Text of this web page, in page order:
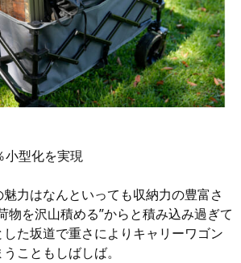
小型化を実現
力はなんといっても収納力の豊富さ
物を沢山積める”からと積み込み過ぎて
た坂道で重さによりキャリーワゴン
こともしばしば。